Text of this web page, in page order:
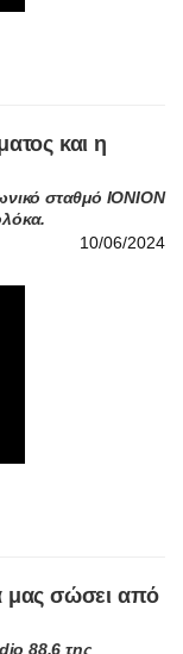
και η
σταθμό ΙΟΝΙΟΝ
10/06/2024
μας σώσει από
88,6 της